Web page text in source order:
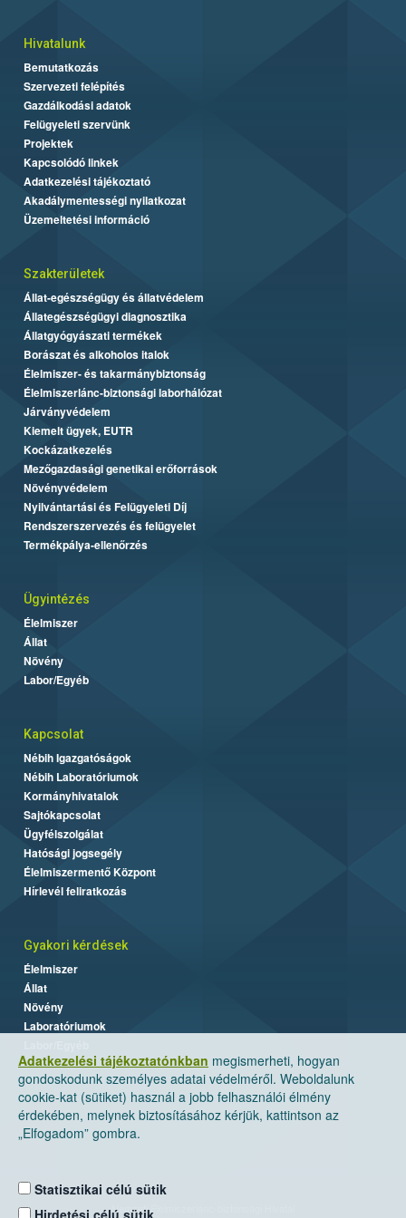
Adatkezelési tájékoztatónkban megismerheti, hogyan
gondoskodunk személyes adatai védelméről. Weboldalunk
cookie-kat (sütiket) használ a jobb felhasználói élmény
érdekében, melynek biztosításához kérjük, kattintson az
„Elfogadom” gombra.
Statisztikai célú sütik
Hirdetési célú sütik
Hivatalunk
Bemutatkozás
Szervezeti felépítés
Gazdálkodási adatok
Felügyeleti szervünk
Projektek
Kapcsolódó linkek
Adatkezelési tájékoztató
Akadálymentességi nyilatkozat
Üzemeltetési információ
Szakterületek
Állat-egészségügy és állatvédelem
Állategészségügyi diagnosztika
Állatgyógyászati termékek
Borászat és alkoholos italok
Élelmiszer- és takarmánybiztonság
Élelmiszerlánc-biztonsági laborhálózat
Járványvédelem
Kiemelt ügyek, EUTR
Kockázatkezelés
Mezőgazdasági genetikai erőforrások
Növényvédelem
Nyilvántartási és Felügyeleti Díj
Rendszerszervezés és felügyelet
Termékpálya-ellenőrzés
Ügyintézés
Élelmiszer
Állat
Növény
Labor/Egyéb
Kapcsolat
Nébih Igazgatóságok
Nébih Laboratóriumok
Kormányhivatalok
Sajtókapcsolat
Ügyfélszolgálat
Hatósági jogsegély
Élelmiszermentő Központ
Hírlevél feliratkozás
Gyakori kérdések
Élelmiszer
Állat
Növény
Laboratóriumok
Nemzeti Élelmiszerlánc-biztonsági Hivatal